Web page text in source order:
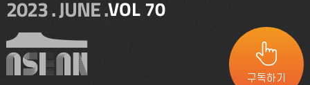
2023 . JUNE .VOL 70
구독하기